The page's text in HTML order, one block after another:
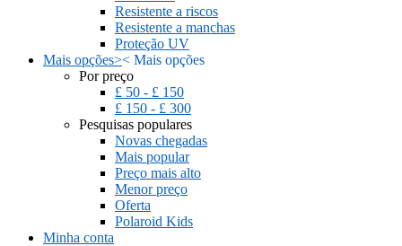
Resistente a riscos
Resistente a manchas
Proteção UV
Mais opções>< Mais opções
Por preço
£ 50 - £ 150
£ 150 - £ 300
Pesquisas populares
Novas chegadas
Mais popular
Preço mais alto
Menor preço
Oferta
Polaroid Kids
Minha conta